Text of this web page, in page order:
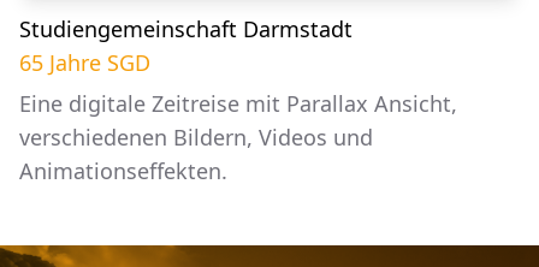
Studiengemeinschaft Darmstadt
65 Jahre SGD
Eine digitale Zeitreise mit Parallax Ansicht,
verschiedenen Bildern, Videos und
Animationseffekten.